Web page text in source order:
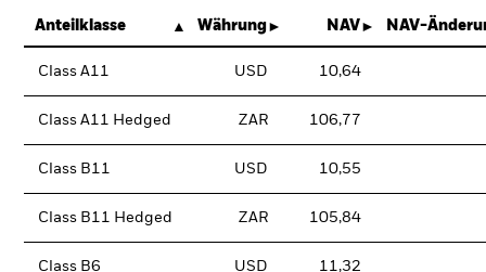
Anteilklasse Währung NAV NAV-
Class A11 USD 10,64
Class A11 Hedged ZAR 106,77
Class B11 USD 10,55
Class B11 Hedged ZAR 105,84
Class B6 USD 11,32